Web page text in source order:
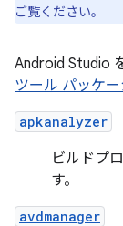
ご覧ください。
Android Studio
ツール パッケ
apkanalyzer
ビルドプ
す。
avdmanager